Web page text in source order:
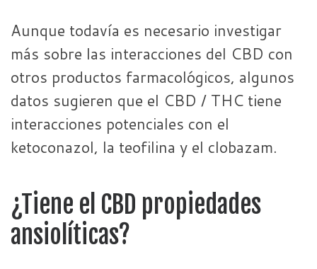
Aunque todavía es necesario investigar
más sobre las interacciones del CBD con
otros productos farmacológicos, algunos
datos sugieren que el CBD / THC tiene
interacciones potenciales con el
ketoconazol, la teofilina y el clobazam.
¿Tiene el CBD propiedades
ansiolíticas?